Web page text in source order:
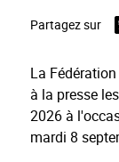
Partagez sur
La
à la presse
2026 à
mardi 8